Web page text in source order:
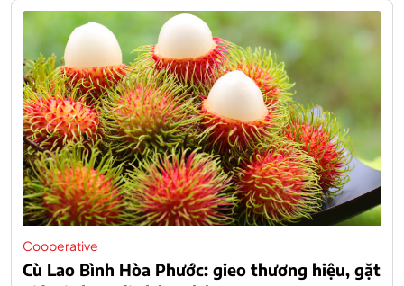
Cooperative
Cù Lao Bình Hòa Phước: gieo thương hiệu, gặt